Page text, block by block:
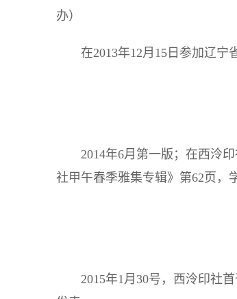
办）
在2013年12月15日参加辽宁
2014年6月第一版；在西泠
社甲午春季雅集专辑》第62页，
2015年1月30号，西泠印社